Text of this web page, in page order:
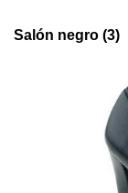
Salón negro (3)